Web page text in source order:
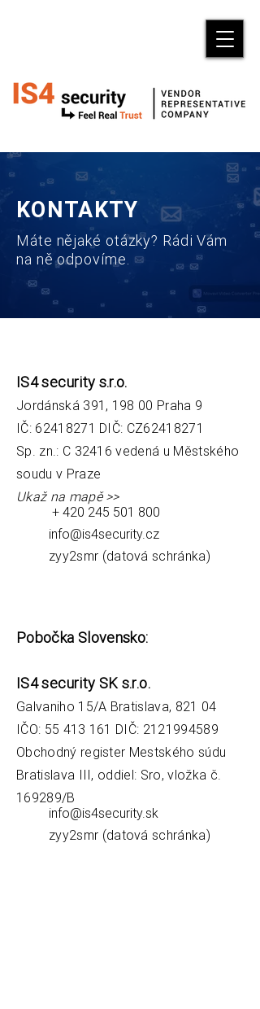
KONTAKTY
Máte nějaké otázky? Rádi Vám
na ně odpovíme.
IS4 security s.r.o.
Jordánská 391, 198 00 Praha 9
IČ: 62418271 DIČ: CZ62418271
Sp. zn.: C 32416 vedená u Městského
soudu v Praze
Ukaž na mapě >>
+ 420 245 501 800
info@is4security.cz
zyy2smr (datová schránka)
Pobočka Slovensko:
IS4 security SK s.r.o.
Galvaniho 15/A Bratislava, 821 04
IČO: 55 413 161 DIČ: 2121994589
Obchodný register Mestského súdu
Bratislava III, oddiel: Sro, vložka č.
169289/B
info@is4security.sk
zyy2smr (datová schránka)